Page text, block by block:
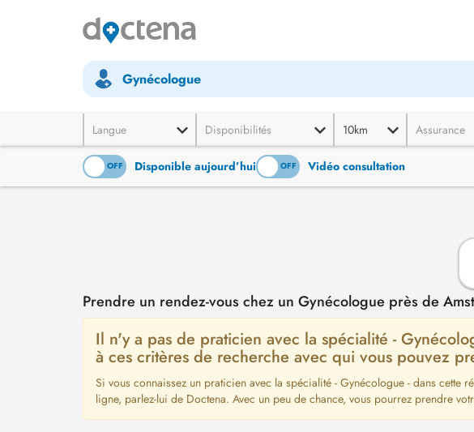
Gynécologue
Langue Disponibilités 10km Assurance
OFF Disponible aujourd’hui
ON OFF Vidéo consultation
Prendre un rendez-vous chez un Gynécologue près de
Il n'y a pas de praticien avec la spécialité -
à ces critères de recherche avec qui vous pouvez
Si vous connaissez un praticien avec la spécialité - Gynécologue - dans cette
ligne, parlez-lui de Doctena. Avec un peu de chance, vous pourrez prendre